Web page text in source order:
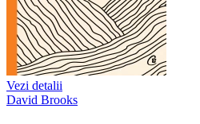
Vezi detalii
David Brooks